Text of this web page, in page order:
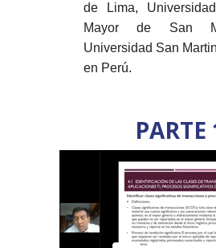
de Lima,
Mayor de San
Universidad San
en Perú.
PARTE